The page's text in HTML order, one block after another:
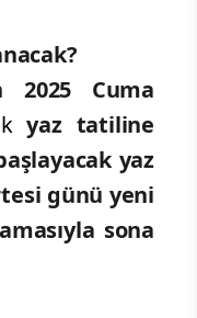
2025 Cuma
yaz tatiline
yaz
günü yeni
sona